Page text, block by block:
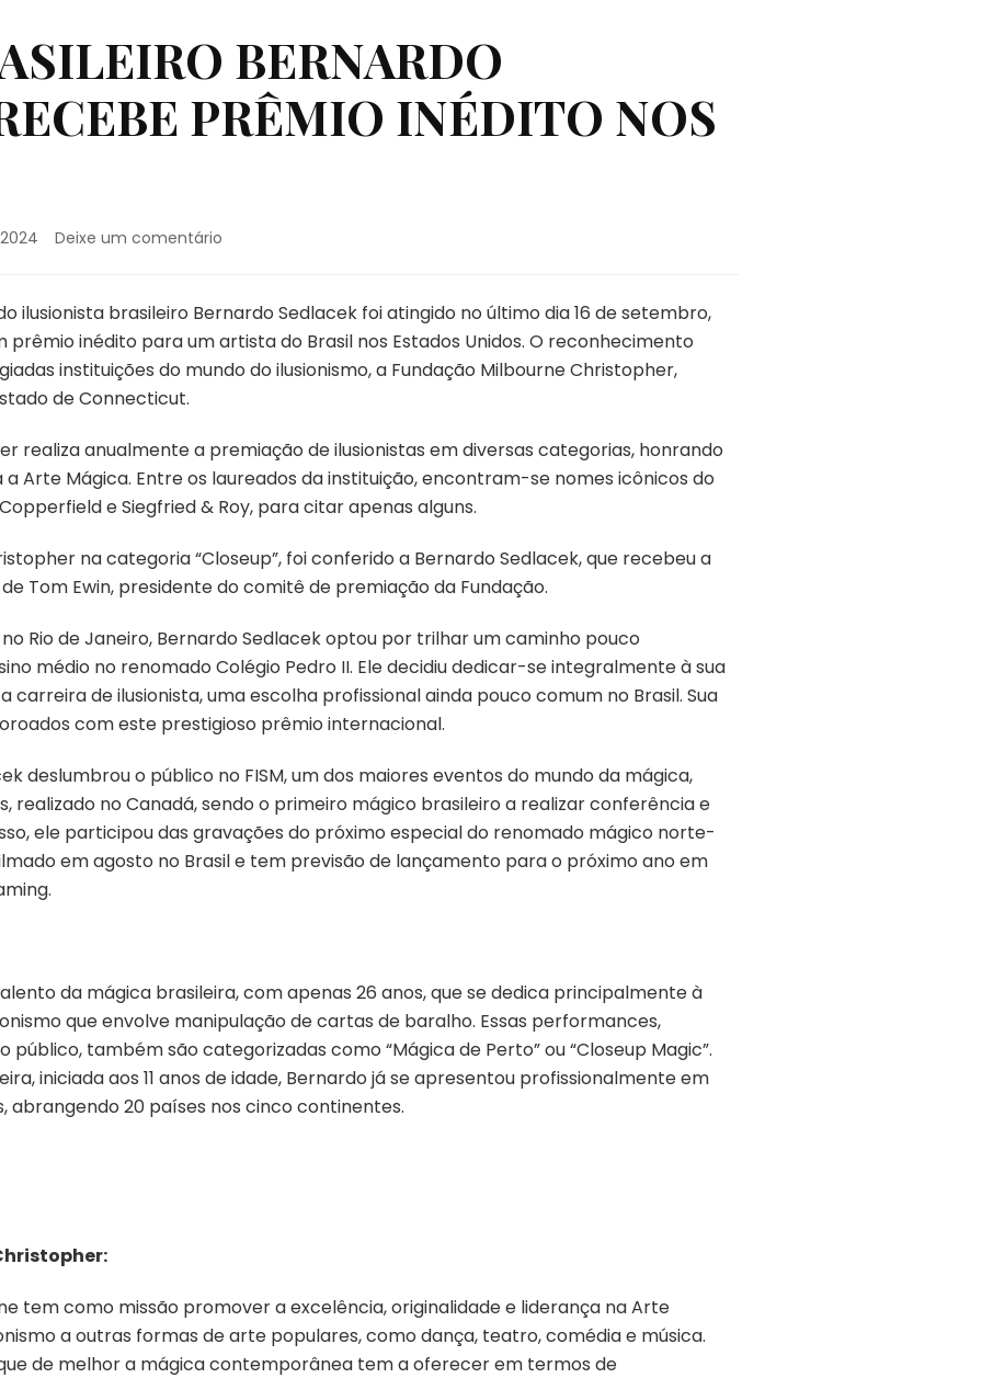
BERNARDO
PRÊMIO INÉDITO NOS
Deixe um comentário
BERNARDO
RECEBE
PRÊMIO
EUA
ilusionista brasileiro Bernardo Sedlacek foi atingido no último dia 16 de setembro,
inédito para um artista do Brasil nos Estados Unidos. O reconhecimento
instituições do mundo do ilusionismo, a Fundação Milbourne Christopher,
de Connecticut.
realiza anualmente a premiação de ilusionistas em diversas categorias, honrando
Arte Mágica. Entre os laureados da instituição, encontram-se nomes icônicos do
e Siegfried & Roy, para citar apenas alguns.
na categoria “Closeup”, foi conferido a Bernardo Sedlacek, que recebeu a
Tom Ewin, presidente do comitê de premiação da Fundação.
Rio de Janeiro, Bernardo Sedlacek optou por trilhar um caminho pouco
médio no renomado Colégio Pedro II. Ele decidiu dedicar-se integralmente à sua
carreira de ilusionista, uma escolha profissional ainda pouco comum no Brasil. Sua
com este prestigioso prêmio internacional.
deslumbrou o público no FISM, um dos maiores eventos do mundo da mágica,
realizado no Canadá, sendo o primeiro mágico brasileiro a realizar conferência e
ele participou das gravações do próximo especial do renomado mágico norte-
em agosto no Brasil e tem previsão de lançamento para o próximo ano em
da mágica brasileira, com apenas 26 anos, que se dedica principalmente à
que envolve manipulação de cartas de baralho. Essas performances,
também são categorizadas como “Mágica de Perto” ou “Closeup Magic”.
iniciada aos 11 anos de idade, Bernardo já se apresentou profissionalmente em
abrangendo 20 países nos cinco continentes.
tem como missão promover a excelência, originalidade e liderança na Arte
a outras formas de arte populares, como dança, teatro, comédia e música.
de melhor a mágica contemporânea tem a oferecer em termos de